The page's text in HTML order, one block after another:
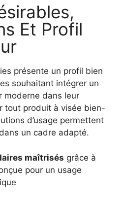
Et Profil
présente un profil bien
souhaitant intégrer un
moderne dans leur
tout produit à visée bien-
d’usage permettent
un cadre adapté.
maîtrisés grâce à
pour un usage